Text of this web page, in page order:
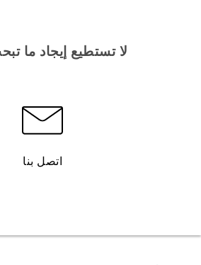
لا تستطيع إيجاد ما
اتصل بنا